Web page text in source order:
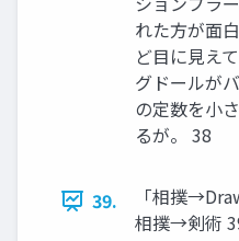
れた方が面
ど目に見え
グドールが
の定数を小
るが。 38
39.
「相撲
相撲→剣術